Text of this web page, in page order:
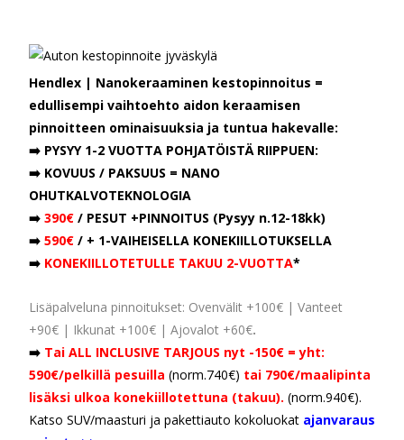
Hendlex | Nanokeraaminen kestopinnoitus =
edullisempi vaihtoehto aidon keraamisen
pinnoitteen ominaisuuksia ja tuntua hakevalle:
➡️ PYSYY 1-2 VUOTTA POHJATÖISTÄ RIIPPUEN:
➡️ KOVUUS / PAKSUUS = NANO
OHUTKALVOTEKNOLOGIA
➡️ 390€ / PESUT +PINNOITUS (Pysyy n.12-18kk)
➡️ 590€ / + 1-VAIHEISELLA KONEKIILLOTUKSELLA
➡️ KONEKIILLOTETULLE TAKUU 2-VUOTTA*
Lisäpalveluna pinnoitukset: Ovenvälit +100€ | Vanteet
+90€ | Ikkunat +100€ | Ajovalot +60€.
➡️ Tai ALL INCLUSIVE TARJOUS nyt -150€ = yht:
590€/pelkillä pesuilla (norm.740€) tai 790€/maalipinta
lisäksi ulkoa konekiillotettuna (takuu). (norm.940€).
Katso SUV/maasturi ja pakettiauto kokoluokat ajanvaraus